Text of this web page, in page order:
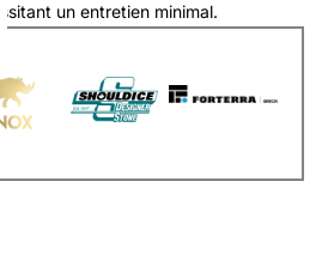
un entretien minimal.